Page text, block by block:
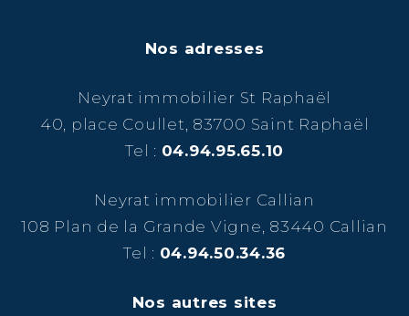
Nos adresses
Neyrat immobilier St Raphaël
40, place Coullet, 83700 Saint Raphaël
Tel : 04.94.95.65.10
Neyrat immobilier Callian
108 Plan de la Grande Vigne, 83440 Callian
Tel : 04.94.50.34.36
Nos autres sites